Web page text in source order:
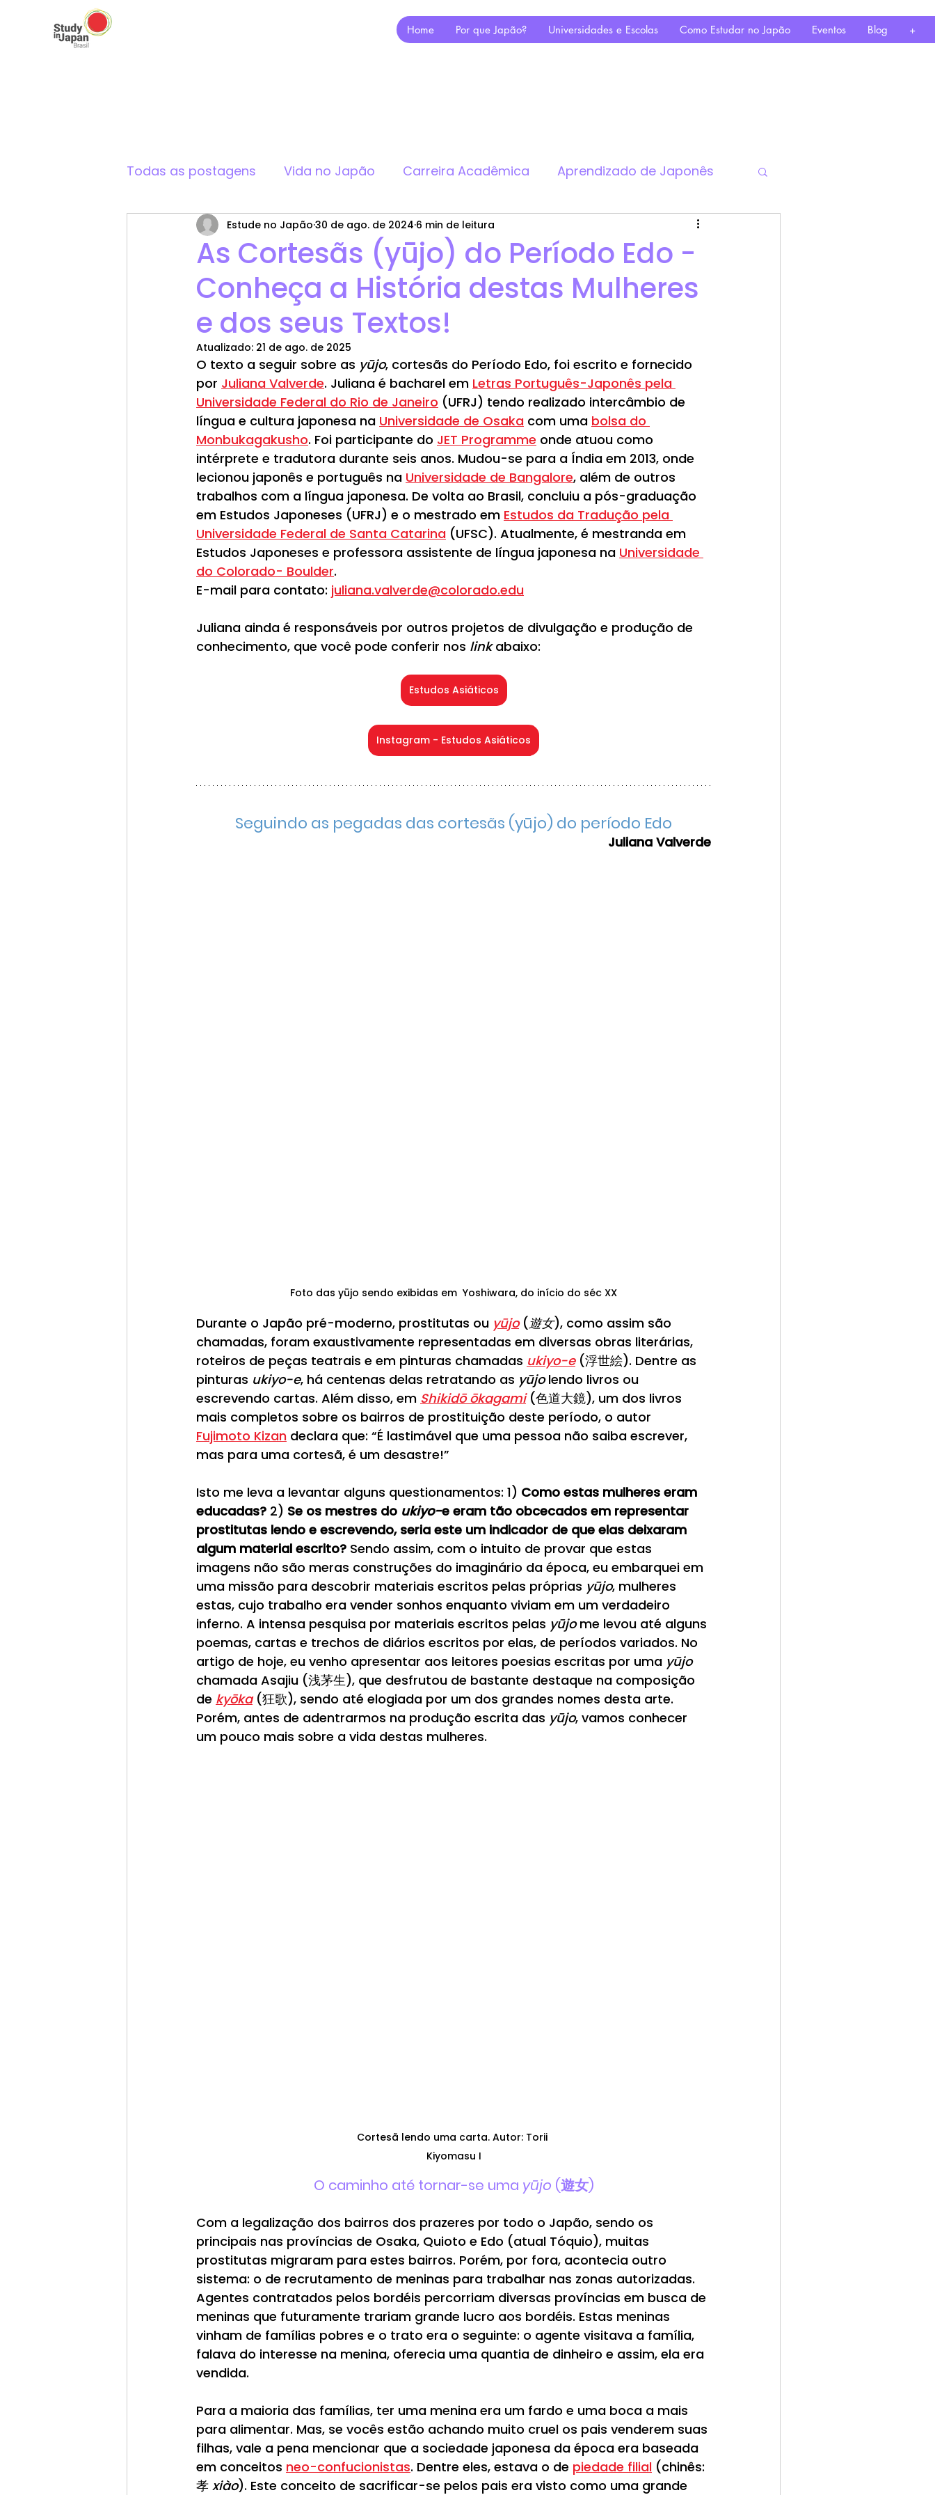
Home Por que Japão? Universidades e Escolas Como Estudar no Japão Eventos Blog +
Todas as postagens Vida no Japão Carreira Acadêmica Aprendizado de Japonês
Cultura Japonesa
As Cortesãs (yūjo) do Período Edo -
Conheça a História destas Mulheres
e dos seus Textos!
Estude no Japão 30 de ago. de 2024 6 min de leitura
Atualizado: 21 de ago. de 2025
O texto a seguir sobre as yūjo, cortesãs do Período Edo, foi escrito e fornecido
por Juliana Valverde. Juliana é bacharel em Letras Português-Japonês pela
Universidade Federal do Rio de Janeiro (UFRJ) tendo realizado intercâmbio de
língua e cultura japonesa na Universidade de Osaka com uma bolsa do
Monbukagakusho. Foi participante do JET Programme onde atuou como
intérprete e tradutora durante seis anos. Mudou-se para a Índia em 2013, onde
lecionou japonês e português na Universidade de Bangalore, além de outros
trabalhos com a língua japonesa. De volta ao Brasil, concluiu a pós-graduação
em Estudos Japoneses (UFRJ) e o mestrado em Estudos da Tradução pela
Universidade Federal de Santa Catarina (UFSC). Atualmente, é mestranda em
Estudos Japoneses e professora assistente de língua japonesa na Universidade
do Colorado- Boulder.
E-mail para contato: juliana.valverde@colorado.edu
Juliana ainda é responsáveis por outros projetos de divulgação e produção de
conhecimento, que você pode conferir nos link abaixo:
Estudos Asiáticos
Instagram - Estudos Asiáticos
Seguindo as pegadas das cortesãs (yūjo) do período Edo
Juliana Valverde
Foto das yūjo sendo exibidas em  Yoshiwara, do início do séc XX
Durante o Japão pré-moderno, prostitutas ou yūjo (遊女), como assim são
chamadas, foram exaustivamente representadas em diversas obras literárias,
roteiros de peças teatrais e em pinturas chamadas ukiyo-e (浮世絵). Dentre as
pinturas ukiyo-e, há centenas delas retratando as yūjo lendo livros ou
escrevendo cartas. Além disso, em Shikidō ōkagami (色道大鏡), um dos livros
mais completos sobre os bairros de prostituição deste período, o autor
Fujimoto Kizan declara que: “É lastimável que uma pessoa não saiba escrever,
mas para uma cortesã, é um desastre!”
Isto me leva a levantar alguns questionamentos: 1) Como estas mulheres eram
educadas? 2) Se os mestres do ukiyo-e eram tão obcecados em representar
prostitutas lendo e escrevendo, seria este um indicador de que elas deixaram
algum material escrito? Sendo assim, com o intuito de provar que estas
imagens não são meras construções do imaginário da época, eu embarquei em
uma missão para descobrir materiais escritos pelas próprias yūjo, mulheres
estas, cujo trabalho era vender sonhos enquanto viviam em um verdadeiro
inferno. A intensa pesquisa por materiais escritos pelas yūjo me levou até alguns
poemas, cartas e trechos de diários escritos por elas, de períodos variados. No
artigo de hoje, eu venho apresentar aos leitores poesias escritas por uma yūjo
chamada Asajiu (浅茅生), que desfrutou de bastante destaque na composição
de kyōka (狂歌), sendo até elogiada por um dos grandes nomes desta arte.
Porém, antes de adentrarmos na produção escrita das yūjo, vamos conhecer
um pouco mais sobre a vida destas mulheres.
Cortesã lendo uma carta. Autor: Torii
Kiyomasu I
O caminho até tornar-se uma yūjo (遊女)
Com a legalização dos bairros dos prazeres por todo o Japão, sendo os
principais nas províncias de Osaka, Quioto e Edo (atual Tóquio), muitas
prostitutas migraram para estes bairros. Porém, por fora, acontecia outro
sistema: o de recrutamento de meninas para trabalhar nas zonas autorizadas.
Agentes contratados pelos bordéis percorriam diversas províncias em busca de
meninas que futuramente trariam grande lucro aos bordéis. Estas meninas
vinham de famílias pobres e o trato era o seguinte: o agente visitava a família,
falava do interesse na menina, oferecia uma quantia de dinheiro e assim, ela era
vendida.
Para a maioria das famílias, ter uma menina era um fardo e uma boca a mais
para alimentar. Mas, se vocês estão achando muito cruel os pais venderem suas
filhas, vale a pena mencionar que a sociedade japonesa da época era baseada
em conceitos neo-confucionistas. Dentre eles, estava o de piedade filial (chinês:
孝 xiào). Este conceito de sacrificar-se pelos pais era visto como uma grande